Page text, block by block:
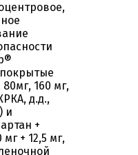
160 мг,
д.д.,
и
+
+ 12,5 мг,